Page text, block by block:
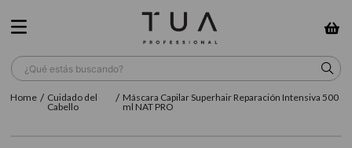
¿Qué estás buscando?
Cuidado del
Cabello
Máscara Capilar Superhair Reparación Intensiva 500
ml NAT PRO
TÉRMINOS MÁS BUSCADOS